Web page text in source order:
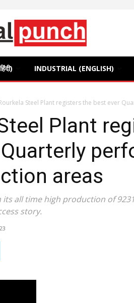
INDUSTRIAL (ENGLISH)
Steel Plant registers the best ever
Plant
areas
its all time high production of
story.